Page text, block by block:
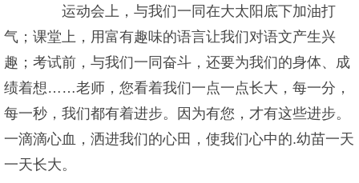
运动会上，与我们一同在大太阳底下加油打
气；课堂上，用富有趣味的语言让我们对语文产生兴
趣；考试前，与我们一同奋斗，还要为我们的身体、成
绩着想……老师，您看着我们一点一点长大，每一分，
每一秒，我们都有着进步。因为有您，才有这些进步。
一滴滴心血，洒进我们的心田，使我们心中的.幼苗一天
一天长大。